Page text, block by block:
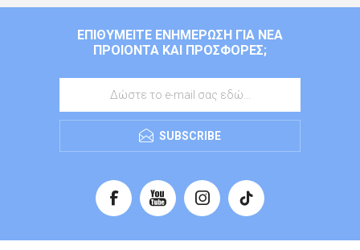
ΕΠΙΘΥΜΕΊΤΕ ΕΝΗΜΈΡΩΣΗ ΓΙΑ ΝΈΑ
ΠΡΟΙΌΝΤΑ ΚΑΙ ΠΡΟΣΦΟΡΈΣ;
SUBSCRIBE